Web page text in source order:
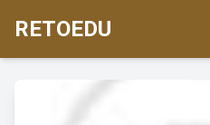
RETOEDU